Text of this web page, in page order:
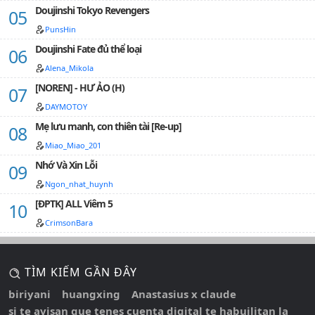
Doujinshi Tokyo Revengers
PunsHin
Doujinshi Fate đủ thể loại
Alena_Mikola
[NOREN] - HƯ ẢO (H)
DAYMOTOY
Mẹ lưu manh, con thiên tài [Re-up]
Miao_Miao_201
Nhớ Và Xin Lỗi
Ngon_nhat_huynh
[ĐPTK] ALL Viêm 5
CrimsonBara
TÌM KIẾM GẦN ĐÂY
biriyani huangxing
Anastasius x claude
si te avisan que tenes cuenta digital te habuilitan la